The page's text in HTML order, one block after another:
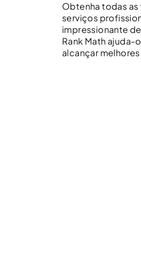
Obtenha todas
serviços
impressionante
Rank Math ajuda-
alcançar